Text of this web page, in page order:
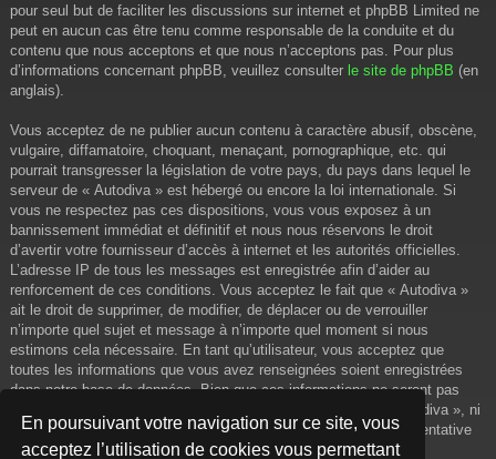
En poursuivant votre navigation sur ce site, vous
acceptez l’utilisation de cookies vous permettant
pour seul but de faciliter les discussions sur internet et phpBB Limited ne
peut en aucun cas être tenu comme responsable de la conduite et du
contenu que nous acceptons et que nous n’acceptons pas. Pour plus
d’informations concernant phpBB, veuillez consulter le site de phpBB (en
anglais).
Vous acceptez de ne publier aucun contenu à caractère abusif, obscène,
vulgaire, diffamatoire, choquant, menaçant, pornographique, etc. qui
pourrait transgresser la législation de votre pays, du pays dans lequel le
serveur de « Autodiva » est hébergé ou encore la loi internationale. Si
vous ne respectez pas ces dispositions, vous vous exposez à un
bannissement immédiat et définitif et nous nous réservons le droit
d’avertir votre fournisseur d’accès à internet et les autorités officielles.
L’adresse IP de tous les messages est enregistrée afin d’aider au
renforcement de ces conditions. Vous acceptez le fait que « Autodiva »
ait le droit de supprimer, de modifier, de déplacer ou de verrouiller
n’importe quel sujet et message à n’importe quel moment si nous
estimons cela nécessaire. En tant qu’utilisateur, vous acceptez que
toutes les informations que vous avez renseignées soient enregistrées
dans notre base de données. Bien que ces informations ne seront pas
diffusées à une tierce partie sans votre consentement, ni « Autodiva », ni
phpBB, ne pourront être tenus comme responsables en cas de tentative
de piratage informatique visant à compromettre vos données.